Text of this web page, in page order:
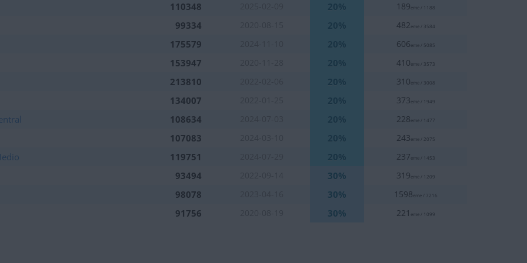
110348 20% 189eme / 1188
99334 20% 482eme / 3584
175579 20% 606eme / 5085
153947 20% 410eme / 3573
213810 20% 310eme / 3008
134007 20% 373eme / 1949
108634 20% 228eme / 1477
107083 20% 243eme / 2075
119751 20% 237eme / 1453
93494 30% 319eme / 1209
98078 30% 1598eme / 7216
91756 30% 221 eme / 1099